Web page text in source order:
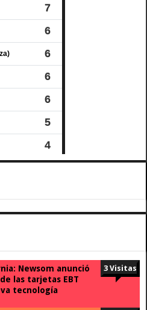
Newsom anunció
las tarjetas EBT
tecnología
3 Visitas